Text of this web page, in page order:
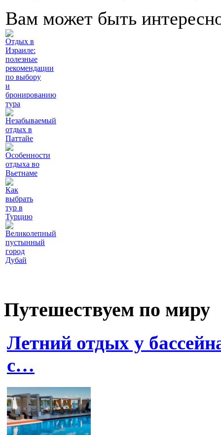
Вам может быть
Отдых в
Израиле:
полезные
рекомендации
по выбору
и
бронированию
тура
Незабываемый
отдых в
Паттайе
Особенности
отдыха во
Вьетнаме
Как
выбрать
тур в
Турцию
Великолепный
пустынный
город
Дубай
Путешествуем по миру
Летний отдых у
с…